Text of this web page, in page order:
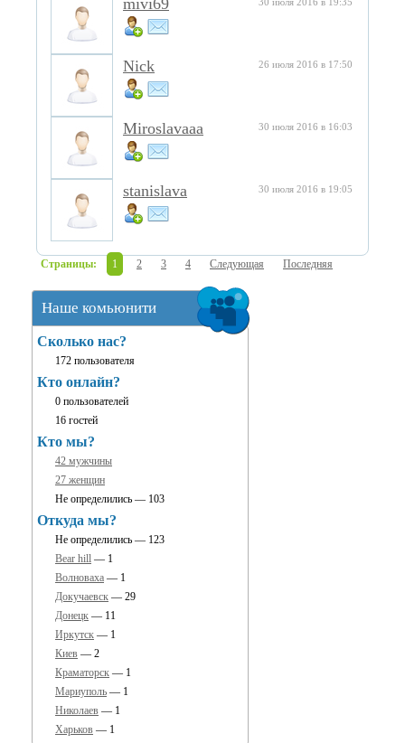
mivi69
26 июля 2016 в 17:50
Nick
30 июля 2016 в 16:03
Miroslavaaa
30 июля 2016 в 19:05
stanislava
Страницы: 1 2 3 4 Следующая Последняя
Наше комьюнити
Сколько нас?
172 пользователя
Кто онлайн?
0 пользователей
16 гостей
Кто мы?
42 мужчины
27 женщин
Не определились — 103
Откуда мы?
Не определились — 123
Bear hill — 1
Волноваха — 1
Докучаевск — 29
Донецк — 11
Иркутск — 1
Киев — 2
Краматорск — 1
Мариуполь — 1
Николаев — 1
Харьков — 1